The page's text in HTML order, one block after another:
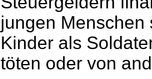
jungen Menschen
Kinder als
töten oder von